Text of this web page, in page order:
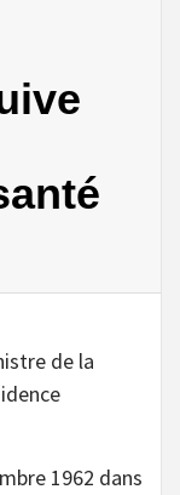
de la
1962 dans